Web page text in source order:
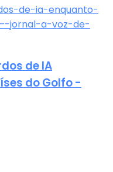
de IA
do Golfo -